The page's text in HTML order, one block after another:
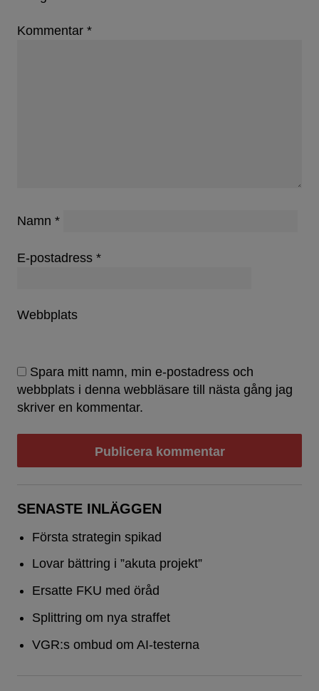
Kommentar *
Namn *
E-postadress *
Webbplats
Spara mitt namn, min e-postadress och
webbplats i denna webbläsare till nästa gång jag
skriver en kommentar.
SENASTE INLÄGGEN
Första strategin spikad
Lovar bättring i ”akuta projekt”
Ersatte FKU med öråd
Splittring om nya straffet
VGR:s ombud om AI-testerna